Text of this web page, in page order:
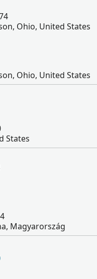
Ohio, United States
Ohio, United States
States
Magyarország